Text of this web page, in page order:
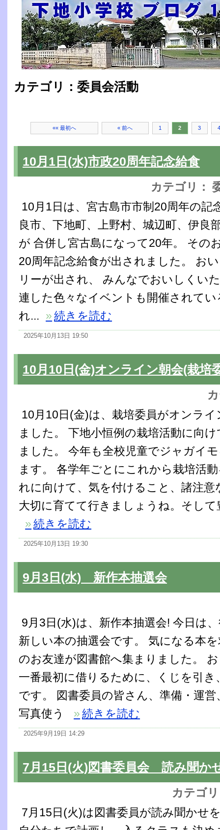
カテゴリ：委員会活動
«« 最初へ « 前へ 1 2 3 4
10月1日(水)市政20周年記念給食
カテゴリ：
10月1日は、宮古島市市制20周年の記
良市、下地町、上野村、城辺町、伊良
が 合併し宮古島になって20年。 その
20周年記念給食が出されました。 お
リーが出され、 みんなでおいしくい
連した色々なイベントも開催されて
れ... »続きを読む
2025年10月13日 19:50
10月10日(金)オンライン朝会(栽培
10月10日(金)は、栽培委員がオンラ
ました。 下地小恒例の栽培活動に向
ました。 今年も全校児童でジャガイ
ます。 各学年ごとにこれから栽培活
れに向けて、気を付けること、諸注
大切に育てて行きましょうね。そし
»続きを読む
2025年10月13日 19:30
9月3日(水) 新作本抽選会
9月3日(水)は、新作本抽選会! 今日は
新しい本の抽選会です。 気になる本
のお友達が図書館へ集まりました。
一番最初に借りるために、くじを引
です。 図書委員の皆さん、準備・運
写真使う
»続きを読む
2025年9月19日 14:29
7月15日(火)図書委員会 読み聞か
カテゴ
7月15日(火)は図書委員が読み聞かせ